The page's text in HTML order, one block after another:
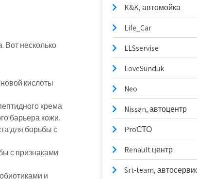
Вот несколько
кислоты
крема
барьера кожи.
для борьбы с
с признаками
и
K&K, автомойка
Life_Car
LLSservise
LoveSunduk
Neo
Nissan, автоцентр
ProСТО
Renault центр
Srt-team,